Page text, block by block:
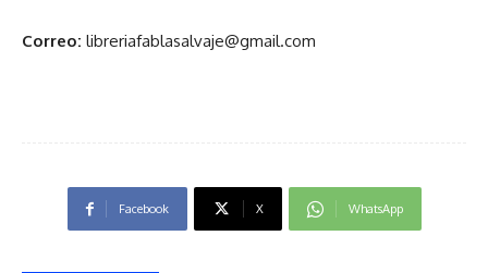
Correo: libreriafablasalvaje@gmail.com
Facebook X WhatsApp